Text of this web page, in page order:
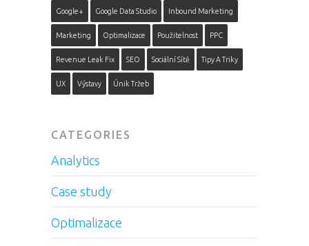
Google+ Google Data Studio Inbound Marketing
Marketing Optimalizace Použitelnost PPC
Revenue Leak Fix SEO Sociální Sítě Tipy A Triky
UX Výstavy Únik Tržeb
CATEGORIES
Analytics
Case study
Optimalizace